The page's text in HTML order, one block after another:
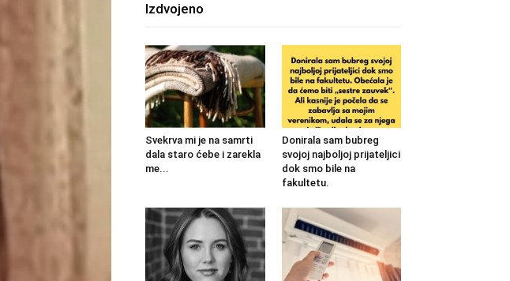
Izdvojeno
Svekrva mi je na samrti
dala staro ćebe i zarekla
me...
Donirala sam bubreg
svojoj najboljoj prijateljici
dok smo bile na
fakultetu.